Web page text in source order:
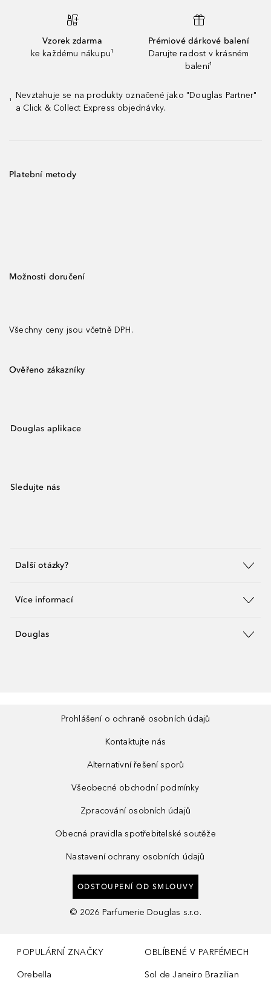
Vzorek zdarma
ke každému nákupu¹
Prémiové dárkové balení
Darujte radost v krásném
balení¹
¹
Nevztahuje se na produkty označené jako "Douglas Partner"
a Click & Collect Express objednávky.
Platební metody
Možnosti doručení
Všechny ceny jsou včetně DPH.
Ověřeno zákazníky
Douglas aplikace
Sledujte nás
Další otázky?
Více informací
Douglas
Prohlášení o ochraně osobních údajů
Kontaktujte nás
Alternativní řešení sporů
Všeobecné obchodní podmínky
Zpracování osobních údajů
Obecná pravidla spotřebitelské soutěže
Nastavení ochrany osobních údajů
ODSTOUPENÍ OD SMLOUVY
© 2026 Parfumerie Douglas s.r.o.
POPULÁRNÍ ZNAČKY
Orebella
OBLÍBENÉ V PARFÉMECH
Sol de Janeiro Brazilian